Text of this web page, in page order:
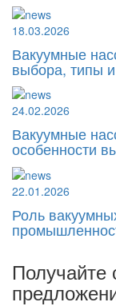
18.03.2026
Вакуумные
выбора, типы
24.02.2026
Вакуумные
особенности
22.01.2026
Роль
Получайте